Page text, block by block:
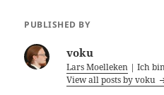
PUBLISHED BY
voku
Lars Moelleken | Ich
View all posts by voku